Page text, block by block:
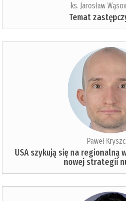
ks. Jarosław
Temat
Paweł
USA szykują się na regionalną
nowej strategii